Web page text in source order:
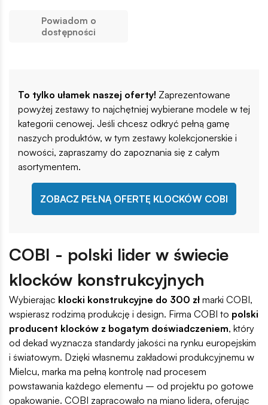
Powiadom o
dostępności
To tylko ułamek naszej oferty! Zaprezentowane
powyżej zestawy to najchętniej wybierane modele w tej
kategorii cenowej. Jeśli chcesz odkryć pełną gamę
naszych produktów, w tym zestawy kolekcjonerskie i
nowości, zapraszamy do zapoznania się z całym
asortymentem.
ZOBACZ PEŁNĄ OFERTĘ KLOCKÓW COBI
COBI - polski lider w świecie
klocków konstrukcyjnych
Wybierając klocki konstrukcyjne do 300 zł marki COBI,
wspierasz rodzimą produkcję i design. Firma COBI to polski
producent klocków z bogatym doświadczeniem, który
od dekad wyznacza standardy jakości na rynku europejskim
i światowym. Dzięki własnemu zakładowi produkcyjnemu w
Mielcu, marka ma pełną kontrolę nad procesem
powstawania każdego elementu – od projektu po gotowe
opakowanie. COBI zapracowało na miano lidera, oferując